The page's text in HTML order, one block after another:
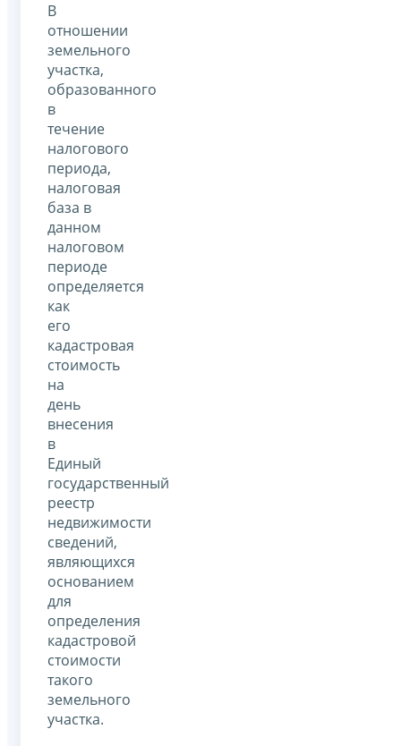
В
отношении
земельного
участка,
образованного
в
течение
налогового
периода,
налоговая
база в
данном
налоговом
периоде
определяется
как
его
кадастровая
стоимость
на
день
внесения
в
Единый
государственный
реестр
недвижимости
сведений,
являющихся
основанием
для
определения
кадастровой
стоимости
такого
земельного
участка.